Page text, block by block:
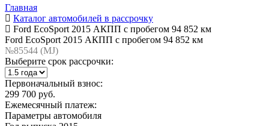
Главная
Каталог автомобилей в рассрочку
Ford EcoSport 2015 АКПП с пробегом 94 852 км
Ford EcoSport 2015 АКПП с пробегом 94 852 км
№85544 (МJ)
Выберите срок рассрочки:
Первоначальный взнос:
299 700 руб.
Ежемесячный платеж:
Параметры автомобиля